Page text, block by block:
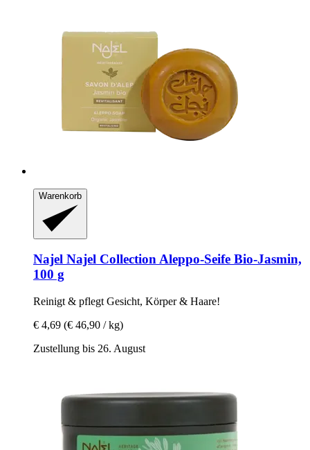
Warenkorb
Najel Najel Collection Aleppo-​Seife Bio-​Jasmin,
100 g
Reinigt & pflegt Gesicht, Körper & Haare!
€ 4,69 (€ 46,90 / kg)
Zustellung bis 26. August